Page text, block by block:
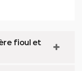
fioul et